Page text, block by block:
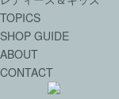
TOPICS
SHOP GUIDE
ABOUT
CONTACT